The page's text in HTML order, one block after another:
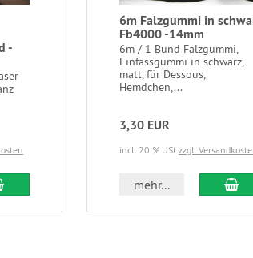
-
In den Warenkorb
6m Falzgummi in
Fb4000 -14mm
6m / 1 Bund Falzgummi,
Einfassgummi in schwarz,
matt, für Dessous,
Hemdchen,...
3,30 EUR
incl. 20 % USt zzgl.
mehr... In